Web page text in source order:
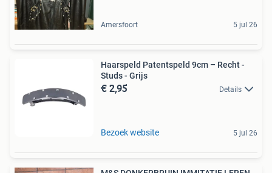
Amersfoort 5 jul 26
Haarspeld Patentspeld 9cm – Recht -
Studs - Grijs
€ 2,95 Details
Bezoek website 5 jul 26